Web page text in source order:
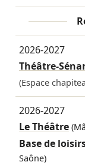
2026-2027
Théâtre-
(Espace
2026-2027
Le Théâtre
Base de
Saône)